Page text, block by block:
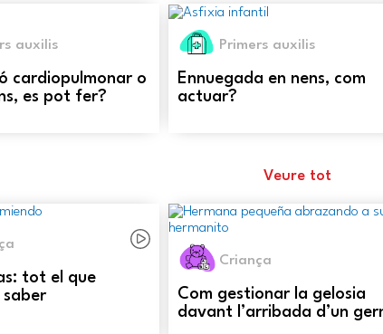
auxilis
cardiopulmonar o
es pot fer?
Primers auxilis
Ennuegada en nens, com
actuar?
Veure tot
tot el que
saber
Criança
Com gestionar la gelosia
davant l’arribada d’un